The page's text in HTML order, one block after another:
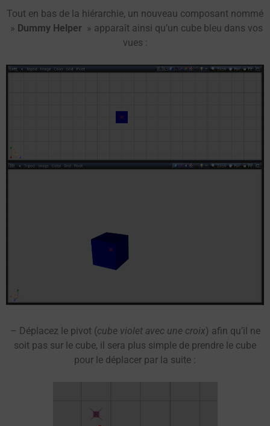
Tout en bas de la hiérarchie, un nouveau composant nommé
» Dummy Helper» apparaît ainsi qu’un cube bleu dans vos
vues :
– Déplacez le pivot (cube violet avec une croix) afin qu’il ne
soit pas sur le cube, il sera plus simple de prendre le cube
pour le déplacer par la suite :